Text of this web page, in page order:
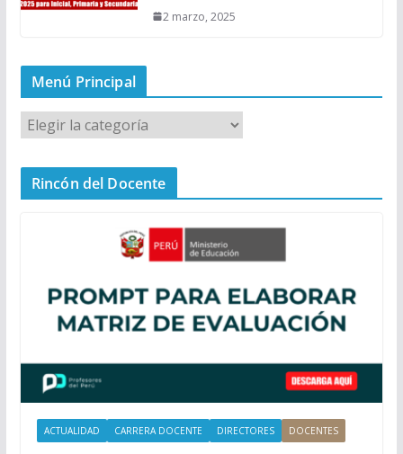
2 marzo, 2025
Menú Principal
M
e
n
a
Rincón del Docente
ACTUALIDAD CARRERA DOCENTE DIRECTORES DOCENTES